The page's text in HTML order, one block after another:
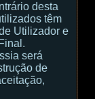
desta
têm
Utilizador e
será
de